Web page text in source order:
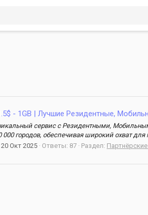
- 1GB | Лучшие Резидентные,
сервис с Резидентными,
000 городов, обеспечивая широкий охват
20 Окт 2025 Ответы: 87 Раздел: